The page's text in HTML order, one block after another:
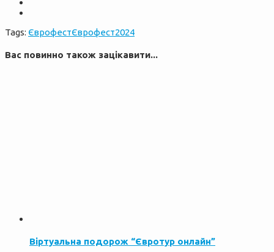
Tags: ЄврофестЄврофест2024
Вас повинно також зацікавити...
Віртуальна подорож “Євротур онлайн”